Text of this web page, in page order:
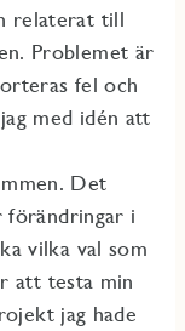
relaterat till
Problemet är
fel och
med idén att
Det
i
vilka val som
att testa min
jag hade